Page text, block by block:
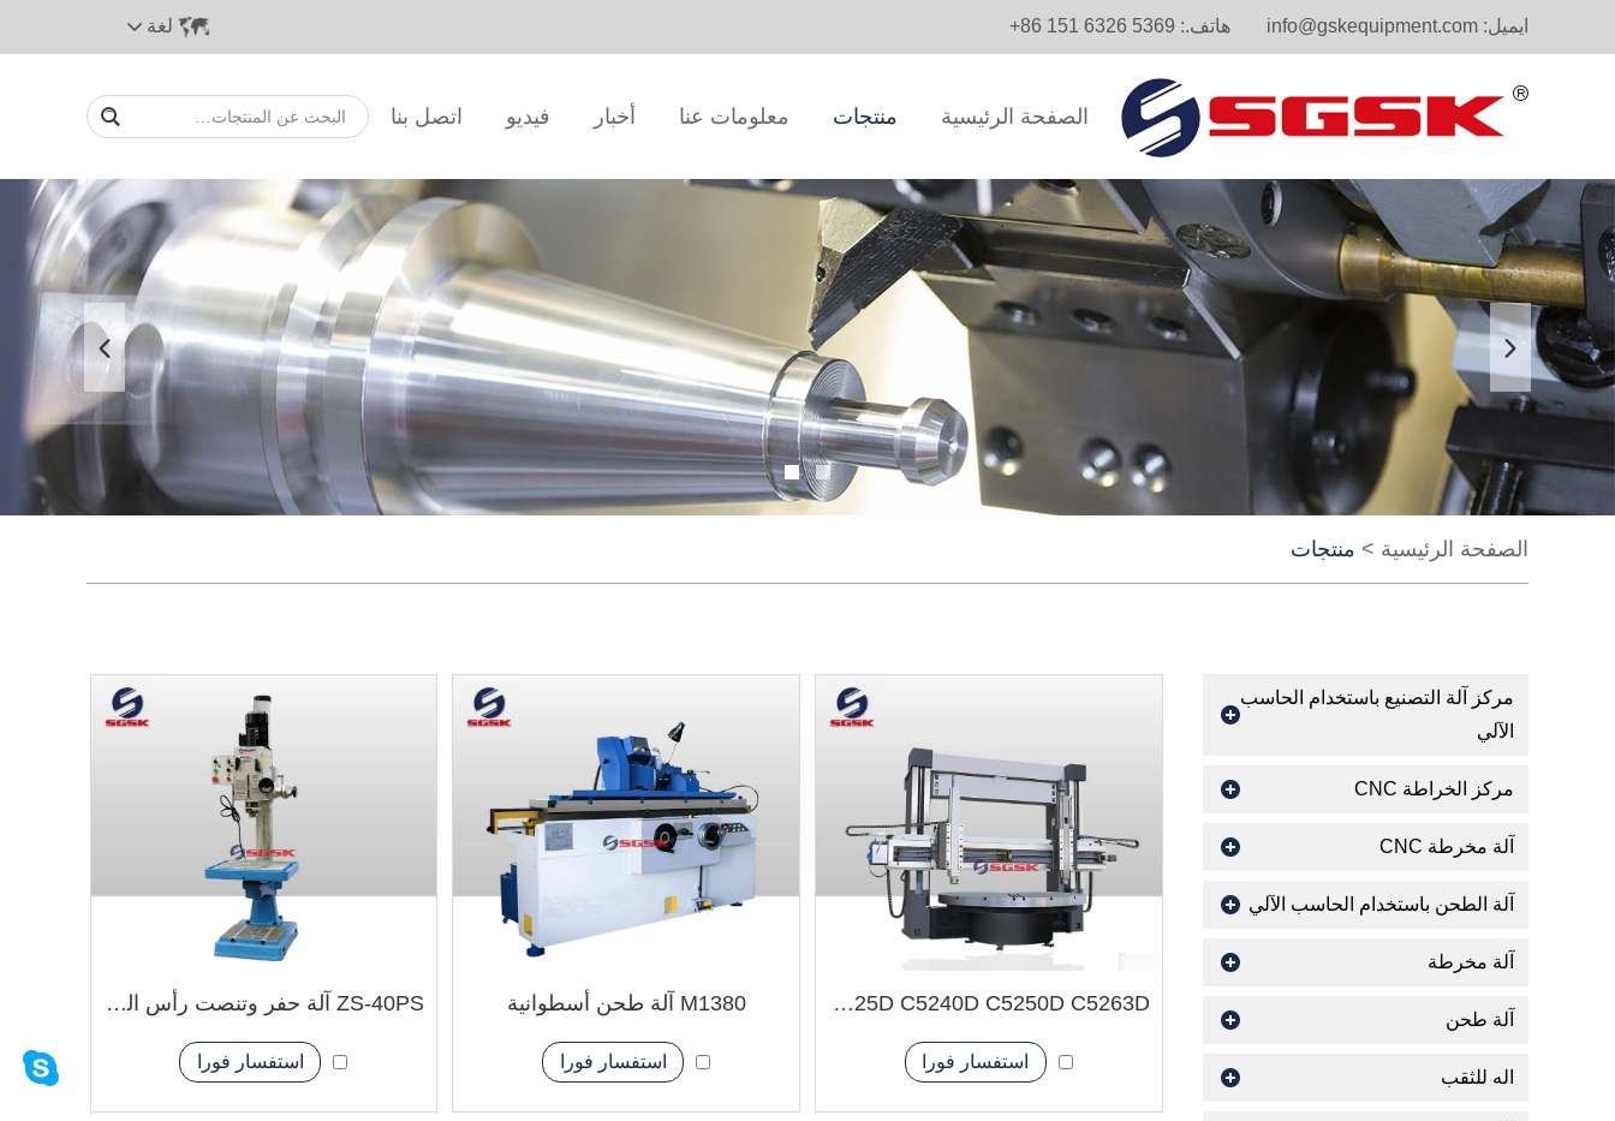
ايميل: info@gskequipment.com هاتف.: +86 151 6326 5369 لغة
الصفحة الرئيسية منتجات معلومات عنا أخبار فيديو اتصل بنا
الصفحة الرئيسية > منتجات
C5225D C5240D C5250D C5263D مخرطة عمودية مزدوجة العمود
استفسار فورا
M1380 آلة طحن أسطوانية
استفسار فورا
ZS-40PS آلة حفر وتنصت رأس التروس
استفسار فورا
مركز آلة التصنيع باستخدام الحاسب
الآلي
مركز الخراطة CNC
آلة مخرطة CNC
آلة الطحن باستخدام الحاسب الآلي
آلة مخرطة
آلة طحن
اله للثقب